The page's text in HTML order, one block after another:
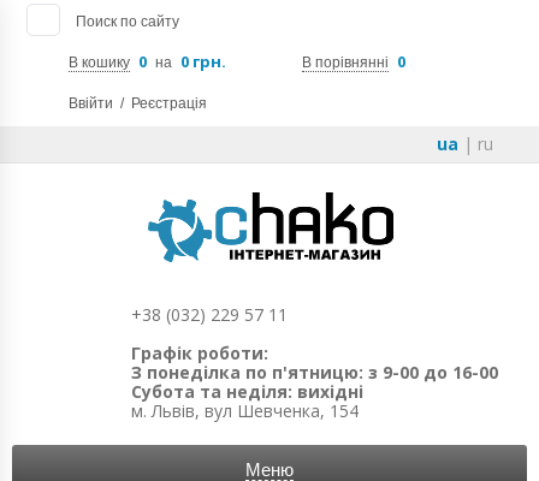
Поиск по сайту
В кошику 0 на 0 грн. В порівнянні 0
Ввійти / Реєстрація
ua | ru
+38 (032) 229 57 11
Графік роботи:
З понеділка по п'ятницю: з 9-00 до 16-00
Субота та неділя: вихідні
м. Львів, вул Шевченка, 154
Меню